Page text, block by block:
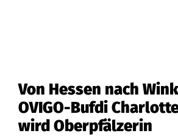
Von Hessen nach
OVIGO-Bufdi
wird Oberpfälzerin